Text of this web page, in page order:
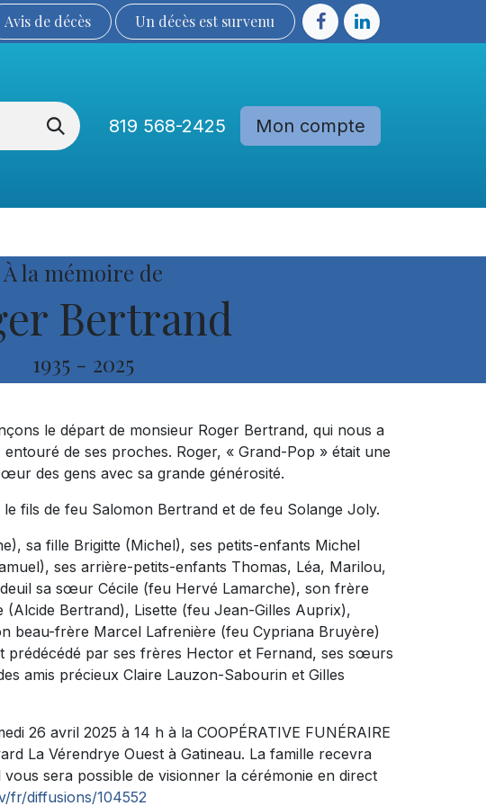
Avis de décès Un décès est sur​​​​​​​​ve​nu​​​​​​​​​​
819 568-2425 Mon compte
À la mémoire de
Bertrand
1935 - 2025
le départ de monsieur Roger Bertrand, qui nous a
entouré de ses proches. Roger, « Grand-Pop » était une
des gens avec sa grande générosité.
fils de feu Salomon Bertrand et de feu Solange Joly.
sa fille Brigitte (Michel), ses petits-enfants Michel
ses arrière-petits-enfants Thomas, Léa, Marilou,
sa sœur Cécile (feu Hervé Lamarche), son frère
Bertrand), Lisette (feu Jean-Gilles Auprix),
beau-frère Marcel Lafrenière (feu Cypriana Bruyère)
prédécédé par ses frères Hector et Fernand, ses sœurs
amis précieux Claire Lauzon-Sabourin et Gilles
26 avril 2025 à 14 h à la COOPÉRATIVE FUNÉRAIRE
La Vérendrye Ouest à Gatineau. La famille recevra
sera possible de visionner la cérémonie en direct
fr/diffusions/104552